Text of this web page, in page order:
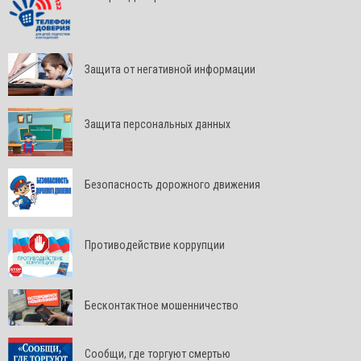
Защита от негативной информации
Защита персональных данных
Безопасность дорожного движения
Противодействие коррупции
Бесконтактное мошенничество
Сообщи, где торгуют смертью